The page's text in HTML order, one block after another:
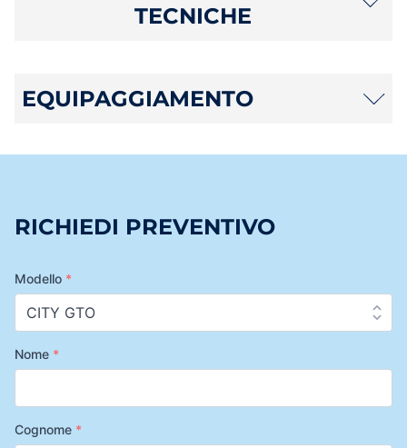
TECNICHE
EQUIPAGGIAMENTO
RICHIEDI PREVENTIVO
Modello *
Nome *
Cognome *